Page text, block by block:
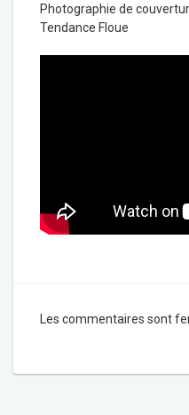
Photographie de
Tendance Floue
Les commentaires sont